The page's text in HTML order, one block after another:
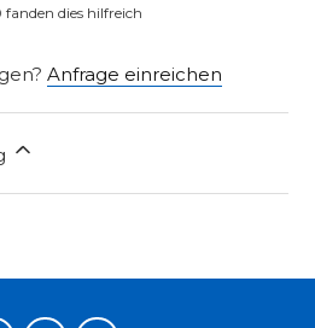
dies hilfreich
Anfrage einreichen